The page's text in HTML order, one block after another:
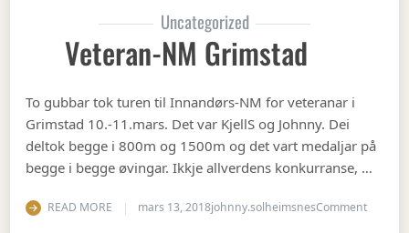
Uncategorized
Veteran-NM Grimstad
To gubbar tok turen til Innandørs-NM for veteranar i
Grimstad 10.-11.mars. Det var KjellS og Johnny. Dei
deltok begge i 800m og 1500m og det vart medaljar på
begge i begge øvingar. Ikkje allverdens konkurranse, …
READ MORE mars 13, 2018johnny.solheimsnesCommenton